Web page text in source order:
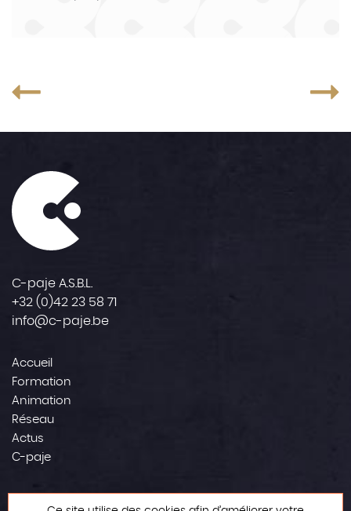
C-paje A.S.B.L.
+32 (0)42 23 58 71
info@c-paje.be
Accueil
Formation
Animation
Réseau
Actus
C-paje